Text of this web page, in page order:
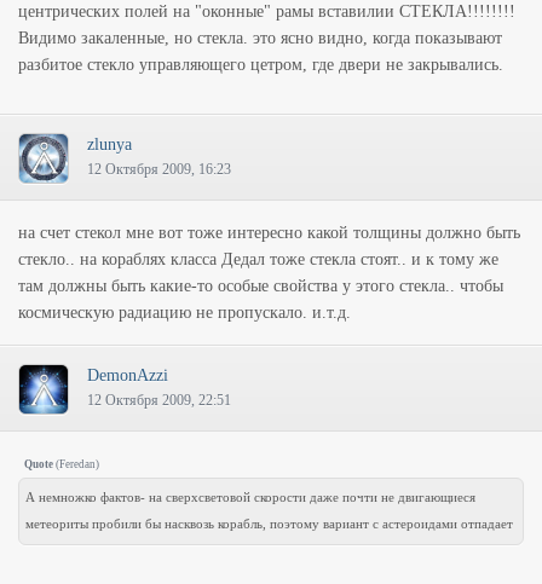
центрических полей на "оконные" рамы вставилии СТЕКЛА!!!!!!!!
Видимо закаленные, но стекла. это ясно видно, когда показывают
разбитое стекло управляющего цетром, где двери не закрывались.
zlunya
12 Октября 2009, 16:23
на счет стекол мне вот тоже интересно какой толщины должно быть
стекло.. на кораблях класса Дедал тоже стекла стоят.. и к тому же
там должны быть какие-то особые свойства у этого стекла.. чтобы
космическую радиацию не пропускало. и.т.д.
DemonAzzi
12 Октября 2009, 22:51
Quote (Feredan)
А немножко фактов- на сверхсветовой скорости даже почти не двигающиеся
метеориты пробили бы насквозь корабль, поэтому вариант с астероидами отпадает